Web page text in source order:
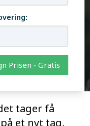
tager få
et nyt tag.
Prisen - Gratis